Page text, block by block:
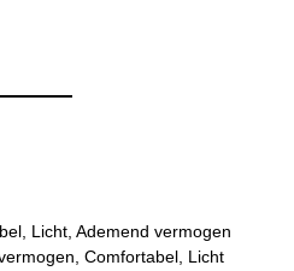
Licht, Ademend vermogen
Comfortabel, Licht